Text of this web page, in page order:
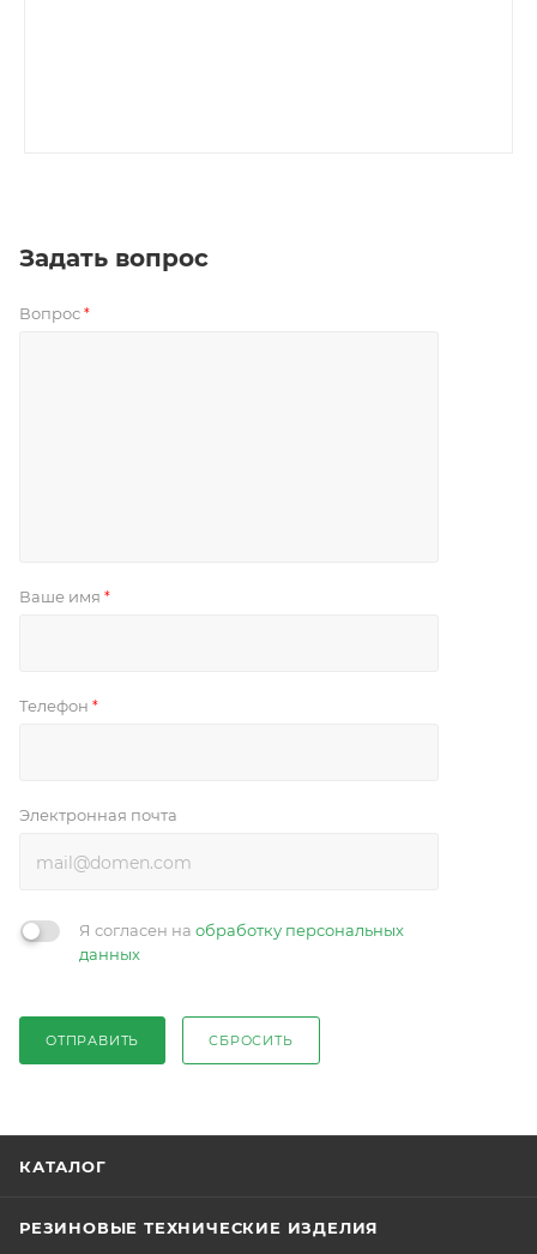
Задать вопрос
Вопрос *
Ваше имя *
Телефон *
Электронная почта
Я согласен на обработку персональных
данных
ОТПРАВИТЬ СБРОСИТЬ
КАТАЛОГ
РЕЗИНОВЫЕ ТЕХНИЧЕСКИЕ ИЗДЕЛИЯ